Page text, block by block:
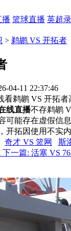
播 篮球直播 英超
> 鹈鹕 VS 开拓者
04-11 22:37:46
看鹈鹕 VS 开拓
线直播不存鹈鹕
可能存在虚假信
开拓因使用不实
奇才 VS 篮网 斯
下一篇: 活塞 VS 76